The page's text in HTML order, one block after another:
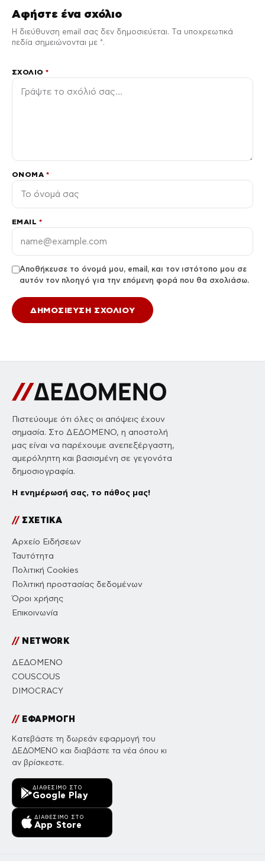
Αφήστε ένα σχόλιο
Η διεύθυνση email σας δεν δημοσιεύεται. Τα υποχρεωτικά
πεδία σημειώνονται με *.
ΣΧΌΛΙΟ*
ΌΝΟΜΑ *
EMAIL *
Αποθήκευσε το όνομά μου, email, και τον ιστότοπο μου σε
αυτόν τον πλοηγό για την επόμενη φορά που θα σχολιάσω.
Πιστεύουμε ότι όλες οι απόψεις έχουν
σημασία. Στο ΔΕΔΟΜΕΝΟ, η αποστολή
μας είναι να παρέχουμε ανεπεξέργαστη,
αμερόληπτη και βασισμένη σε γεγονότα
δημοσιογραφία.
Η ενημέρωσή σας, το πάθος μας!
//ΣΧΕΤΙΚΑ
Αρχείο Ειδήσεων
Ταυτότητα
Πολιτική Cookies
Πολιτική προστασίας δεδομένων
Όροι χρήσης
Επικοινωνία
//NETWORK
ΔΕΔΟΜΕΝΟ
COUSCOUS
DIMOCRACY
//ΕΦΑΡΜΟΓΗ
Κατεβάστε τη δωρεάν εφαρμογή του
ΔΕΔΟΜΕΝΟ και διαβάστε τα νέα όπου κι
αν βρίσκεστε.
ΔΙΑΘΈΣΙΜΟ ΣΤΟ
Google Play
ΔΙΑΘΈΣΙΜΟ ΣΤΟ
App Store